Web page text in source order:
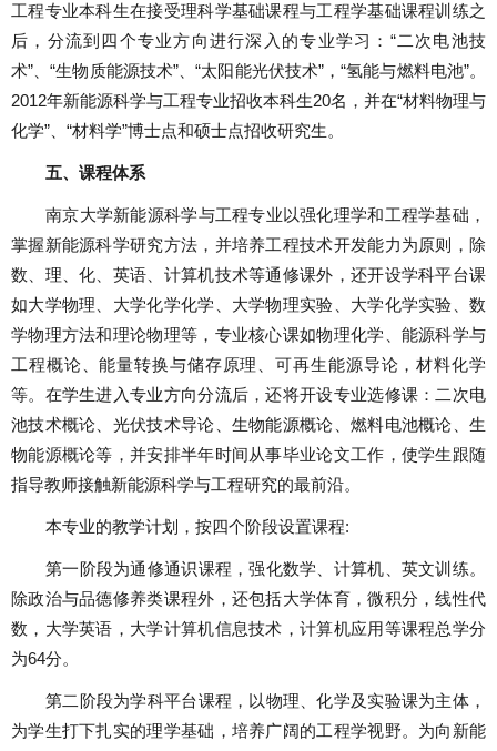
工程专业本科生在接受理科学基础课程与工程学基础课程训练之
后，分流到四个专业方向进行深入的专业学习：“二次电池技
术”、“生物质能源技术”、“太阳能光伏技术”，“氢能与燃料电池”。
2012年新能源科学与工程专业招收本科生20名，并在“材料物理与
化学”、“材料学”博士点和硕士点招收研究生。
五、课程体系
南京大学新能源科学与工程专业以强化理学和工程学基础，
掌握新能源科学研究方法，并培养工程技术开发能力为原则，除
数、理、化、英语、计算机技术等通修课外，还开设学科平台课
如大学物理、大学化学化学、大学物理实验、大学化学实验、数
学物理方法和理论物理等，专业核心课如物理化学、能源科学与
工程概论、能量转换与储存原理、可再生能源导论，材料化学
等。在学生进入专业方向分流后，还将开设专业选修课：二次电
池技术概论、光伏技术导论、生物能源概论、燃料电池概论、生
物能源概论等，并安排半年时间从事毕业论文工作，使学生跟随
指导教师接触新能源科学与工程研究的最前沿。
本专业的教学计划，按四个阶段设置课程:
第一阶段为通修通识课程，强化数学、计算机、英文训练。
除政治与品德修养类课程外，还包括大学体育，微积分，线性代
数，大学英语，大学计算机信息技术，计算机应用等课程总学分
为64分。
第二阶段为学科平台课程，以物理、化学及实验课为主体，
为学生打下扎实的理学基础，培养广阔的工程学视野。为向新能